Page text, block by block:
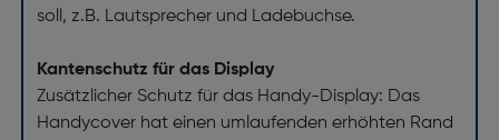
soll, z.B. Lautsprecher und Ladebuchse.
Kantenschutz für das Display
Zusätzlicher Schutz für das Handy-Display: Das
Handycover hat einen umlaufenden erhöhten Rand